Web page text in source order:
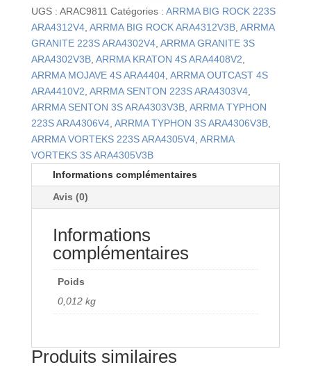
de
AR722310
-
Vis
à
tête
plate
3x10
mm
(10)
UGS : ARAC9811 Catégories : ARRMA BIG ROCK 223S
ARA4312V4, ARRMA BIG ROCK ARA4312V3B, ARRMA
GRANITE 223S ARA4302V4, ARRMA GRANITE 3S
ARA4302V3B, ARRMA KRATON 4S ARA4408V2
ARRMA MOJAVE 4S ARA4404, ARRMA OUTCAST 4S
ARA4410V2 ARRMA SENTON 223S ARA4303V4,
ARRMA SENTON 3S ARA4303V3B, ARRMA TYPHON
223S ARA4306V4, ARRMA TYPHON 3S ARA4306V3B,
ARRMA VORTEKS 223S ARA4305V4, ARRMA
VORTEKS 3S ARA4305V3B
Informations complémentaires
Avis (0)
Informations
complémentaires
Poids
0,012 kg
Produits similaires